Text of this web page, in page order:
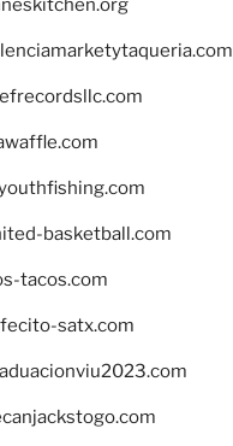
basketball.com
tacos.com
satx.com